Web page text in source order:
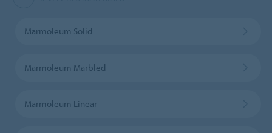
Marmoleum Solid
Marmoleum Marbled
Marmoleum Linear